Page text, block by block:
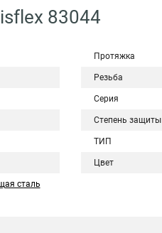
83044
сталь
Протяжка
Резьба
Серия
Степень защиты
ТИП
Цвет